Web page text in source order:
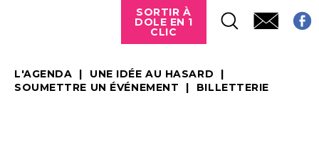
SORTIR À
DOLE EN 1
CLIC
L'AGENDA
UNE IDÉE AU HASARD
SOUMETTRE UN ÉVÉNEMENT
BILLETTERIE